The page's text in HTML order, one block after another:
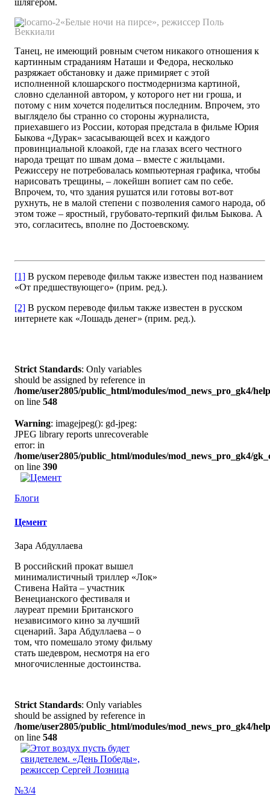
шлягером.
«Белые ночи на пирсе», режиссер Поль
Веккиали
Танец, не имеющий ровным счетом никакого отношения к
картинным страданиям Наташи и Федора, несколько
разряжает обстановку и даже примиряет с этой
исполненной клошарского постмодернизма картиной,
словно сделанной автором, у которого нет ни гроша, и
потому с ним хочется поделиться последним. Впрочем, это
выглядело бы странно со стороны журналиста,
приехавшего из России, которая предстала в фильме Юрия
Быкова «Дурак» засасывающей всех и каждого
провинциальной клоакой, где на глазах всего честного
народа трещат по швам дома – вместе с жильцами.
Режиссеру не потребовалась компьютерная графика, чтобы
нарисовать трещины, – локейшн вопиет сам по себе.
Впрочем, то, что здания рушатся или готовы вот-вот
рухнуть, не в малой степени с позволения самого народа, об
этом тоже – яростный, грубовато-терпкий фильм Быкова. А
это, согласитесь, вполне по Достоевскому.
[1] В руском переводе фильм также известен под названием
«От предшествующего» (прим. ред.).
[2] В руском переводе фильм также известен в русском
интернете как «Лошадь денег» (прим. ред.).
Strict Standards: Only variables
should be assigned by reference in
/home/user2805/public_html/modules/mod_news_pro_gk4/
on line 548
Warning: imagejpeg(): gd-jpeg:
JPEG library reports unrecoverable
error: in
/home/user2805/public_html/modules/mod_news_pro_gk4/
on line 390
Блоги
Цемент
Зара Абдуллаева
В российский прокат вышел
минималистичный триллер «Лок»
Стивена Найта – участник
Венецианского фестиваля и
лауреат премии Британского
независимого кино за лучший
сценарий. Зара Абдуллаева – о
том, что помешало этому фильму
стать шедевром, несмотря на его
многочисленные достоинства.
Strict Standards: Only variables
should be assigned by reference in
/home/user2805/public_html/modules/mod_news_pro_gk4/
on line 548
№3/4